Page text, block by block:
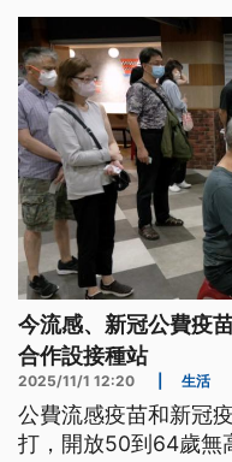
今流感、新冠公費疫
合作設接種站
2025/11/1 12:20 生活
公費流感疫苗和新冠
打，開放50到64歲無